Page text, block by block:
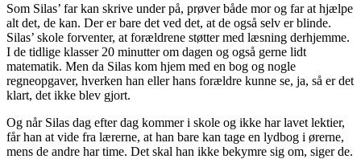
Som Silas’ far kan skrive under på, prøver både mor og far at hjælpe
alt det, de kan. Der er bare det ved det, at de også selv er blinde.
Silas’ skole forventer, at forældrene støtter med læsning derhjemme.
I de tidlige klasser 20 minutter om dagen og også gerne lidt
matematik. Men da Silas kom hjem med en bog og nogle
regneopgaver, hverken han eller hans forældre kunne se, ja, så er det
klart, det ikke blev gjort.
Og når Silas dag efter dag kommer i skole og ikke har lavet lektier,
får han at vide fra lærerne, at han bare kan tage en lydbog i ørerne,
mens de andre har time. Det skal han ikke bekymre sig om, siger de.